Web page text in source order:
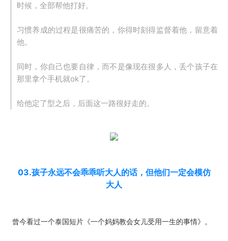
时候，全部帮他打好。
习惯养成的过程是很痛苦的，你得时刻得监督着他，留意着
他。
同时，你自己也要自律，而不是像现在很多人，丢个孩子在
那里拿个手机就ok了。
给他定了型之后，后面这一路很好走的。
03.孩子永远不会乖乖听大人的话，但他们一定会模仿
大人
曾今看过一个泰国短片《一个妈妈教会女儿受用一生的事情》。